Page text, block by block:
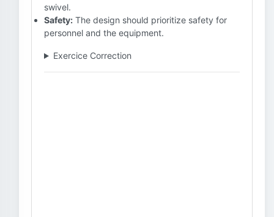
swivel.
Safety: The design should prioritize safety for
personnel and the equipment.
Exercice Correction